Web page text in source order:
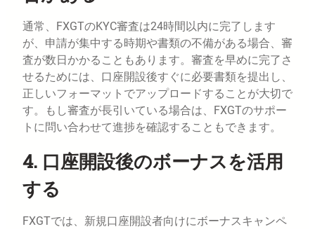
通常、FXGTのKYC審査は24時間以内に完了します
が、申請が集中する時期や書類の不備がある場合、審
査が数日かかることもあります。審査を早めに完了さ
せるためには、口座開設後すぐに必要書類を提出し、
正しいフォーマットでアップロードすることが大切で
す。もし審査が長引いている場合は、FXGTのサポー
トに問い合わせて進捗を確認することもできます。
4. 口座開設後のボーナスを活用
する
FXGTでは、新規口座開設者向けにボーナスキャンペ